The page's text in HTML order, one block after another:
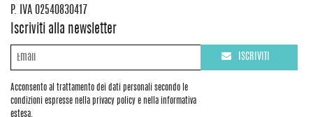
P. IVA 02540830417
Iscriviti alla newsletter
Acconsento al trattamento dei dati personali secondo le
condizioni espresse nella privacy policy e nella informativa
estesa.
ISCRIVITI